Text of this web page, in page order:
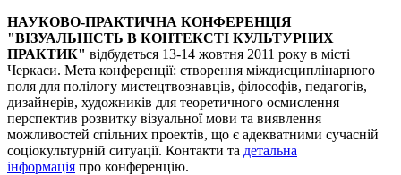
НАУКОВО-ПРАКТИЧНА КОНФЕРЕНЦІЯ
"ВІЗУАЛЬНІСТЬ В КОНТЕКСТІ КУЛЬТУРНИХ
ПРАКТИК" відбудеться 13-14 жовтня 2011 року в місті
Черкаси. Мета конференції: створення міждисциплінарного
поля для полілогу мистецтвознавців, філософів, педагогів,
дизайнерів, художників для теоретичного осмислення
перспектив розвитку візуальної мови та виявлення
можливостей спільних проектів, що є адекватними сучасній
соціокультурній ситуації. Контакти та детальна
інформація про конференцію.